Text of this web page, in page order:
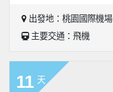
出發地：桃園國際機場
主要交通：飛機
11 天